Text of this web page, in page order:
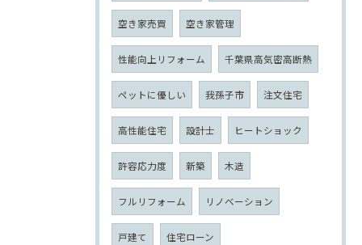
空き家売買 空き家管理
性能向上リフォーム 千葉県高気密高断熱
ペットに優しい 我孫子市 注文住宅
高性能住宅 設計士 ヒートショック
許容応力度 新築 木造
フルリフォーム リノベーション
戸建て 住宅ローン